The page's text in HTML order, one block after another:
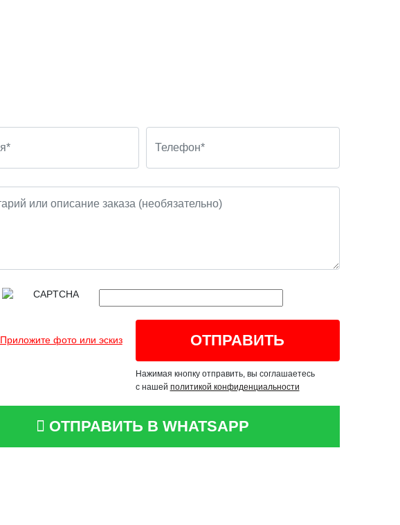
Приложите фото или эскиз
Нажимая кнопку отправить, вы соглашаетесь
с нашей политикой конфиденциальности
ОТПРАВИТЬ В WHATSAPP